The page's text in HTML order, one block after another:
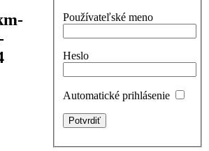
Používateľské meno
Heslo
Automatické prihlásenie